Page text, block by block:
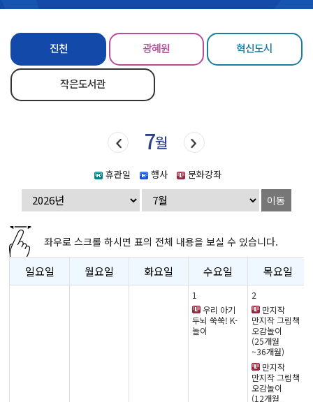
진천 광혜원 혁신도시
작은도서관
7
월
휴관일 행사 문화강좌
이동
좌우로 스크롤 하시면 표의 전체 내용을 보실 수 있습니다.
일요일 월요일 화요일 수요일 목요일
1
우리 아기
두뇌 쑥쑥! K-
놀이
2
만지작
만지작 그림책
오감놀이
(25개월
~36개월)
만지작
만지작 그림책
오감놀이
(12개월